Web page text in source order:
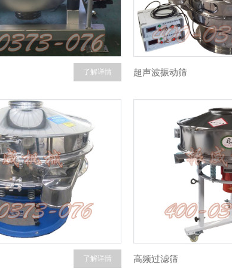
了解详情 超声波振动筛
了解详情 高频过滤筛